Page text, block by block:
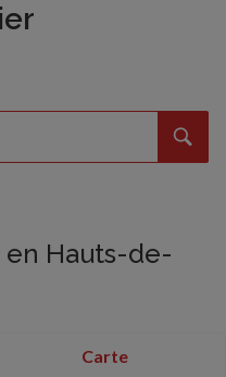
en Hauts-de-
Carte